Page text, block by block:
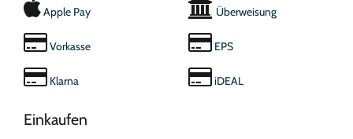
Apple Pay
Vorkasse
Klarna
Überweisung
EPS
iDEAL
Einkaufen